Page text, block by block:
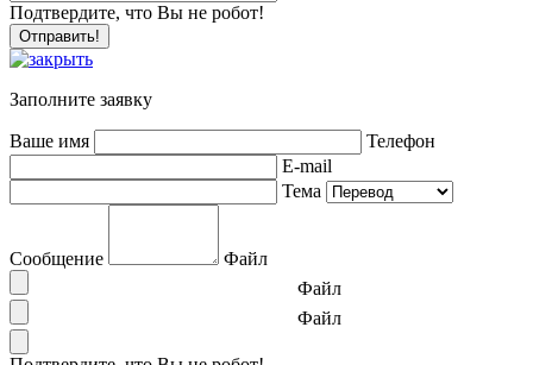
Подтвердите, что Вы не робот!
Заполните заявку
Ваше имя
Телефон
E-mail
Тема
Сообщение
Файл
Файл
Файл